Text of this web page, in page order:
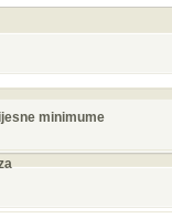
minimume